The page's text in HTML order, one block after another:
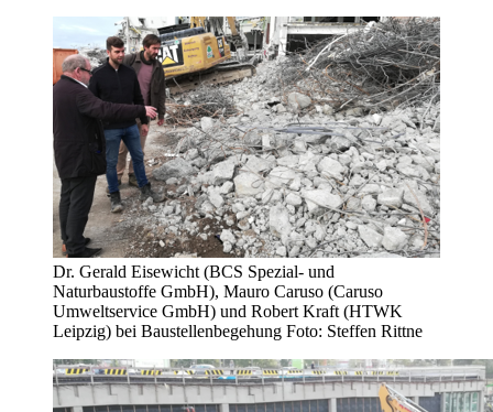
Dr. Gerald Eisewicht (BCS Spezial- und
Naturbaustoffe GmbH), Mauro Caruso (Caruso
Umweltservice GmbH) und Robert Kraft (HTWK
Leipzig) bei Baustellenbegehung Foto: Steffen Rittne